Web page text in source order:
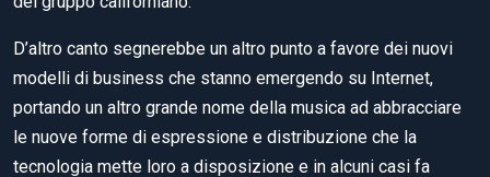
D’altro canto segnerebbe un altro punto a favore dei nuovi
modelli di business che stanno emergendo su Internet,
portando un altro grande nome della musica ad abbracciare
le nuove forme di espressione e distribuzione che la
tecnologia mette loro a disposizione e in alcuni casi fa